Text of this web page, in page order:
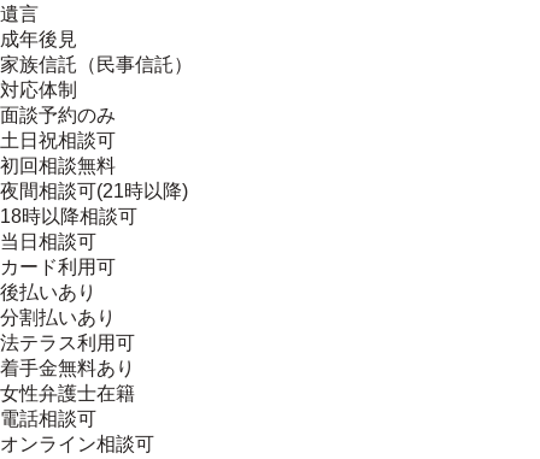
遺言
成年後見
家族信託（民事信託）
対応体制
面談予約のみ
土日祝相談可
初回相談無料
夜間相談可(21時以降)
18時以降相談可
当日相談可
カード利用可
後払いあり
分割払いあり
法テラス利用可
着手金無料あり
女性弁護士在籍
電話相談可
オンライン相談可